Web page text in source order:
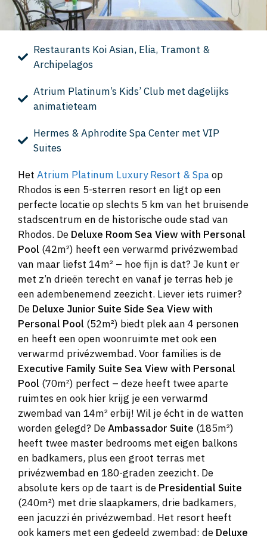
Restaurants Koi Asian, Elia, Tramont &
Archipelagos
Atrium Platinum’s Kids’ Club met dagelijks
animatieteam
Hermes & Aphrodite Spa Center met VIP
Suites
Het Atrium Platinum Luxury Resort & Spaop
Rhodos is een 5-sterren resort en ligt op een
perfecte locatie op slechts 5 km van het bruisende
stadscentrum en de historische oude stad van
Rhodos. De Deluxe Room Sea View with Personal
Pool (42m²) heeft een verwarmd privézwembad
van maar liefst 14m² – hoe fijn is dat? Je kunt er
met z’n drieën terecht en vanaf je terras heb je
een adembenemend zeezicht. Liever iets ruimer?
De Deluxe Junior Suite Side Sea View with
Personal Pool (52m²) biedt plek aan 4 personen
en heeft een open woonruimte met ook een
verwarmd privézwembad. Voor families is de
Executive Family Suite Sea View with Personal
Pool (70m²) perfect – deze heeft twee aparte
ruimtes en ook hier krijg je een verwarmd
zwembad van 14m² erbij! Wil je écht in de watten
worden gelegd? DeAmbassador Suite (185m²)
heeft twee master bedrooms met eigen balkons
en badkamers, plus een groot terras met
privézwembad en 180-graden zeezicht. De
absolute kers op de taart is de Presidential Suite
(240m²) met drie slaapkamers, drie badkamers,
een jacuzzi én privézwembad. Het resort heeft
ook kamers met een gedeeld zwembad: de Deluxe